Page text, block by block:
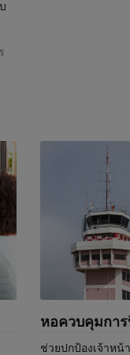
หอควบคุมกา
ช่วยปกป้องเจ้าหน้